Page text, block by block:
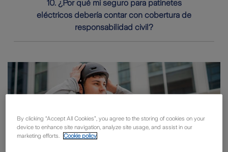
10. ¿Por qué mi seguro para patinetes
eléctricos debería contar con cobertura de
responsabilidad civil?
By clicking “Accept All Cookies”, you agree to the storing of cookies on your
device to enhance site navigation, analyze site usage, and assist in our
marketing efforts.
Cookie policy